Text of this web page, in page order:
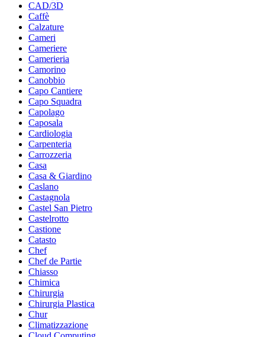
CAD/3D
Caffè
Calzature
Cameri
Cameriere
Camerieria
Camorino
Canobbio
Capo Cantiere
Capo Squadra
Capolago
Caposala
Cardiologia
Carpenteria
Carrozzeria
Casa
Casa & Giardino
Caslano
Castagnola
Castel San Pietro
Castelrotto
Castione
Catasto
Chef
Chef de Partie
Chiasso
Chimica
Chirurgia
Chirurgia Plastica
Chur
Climatizzazione